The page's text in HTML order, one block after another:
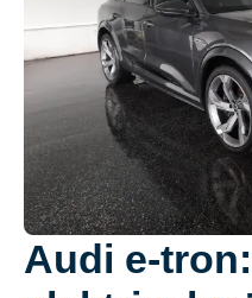
Audi e-